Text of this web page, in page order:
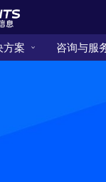
方案 咨询与服